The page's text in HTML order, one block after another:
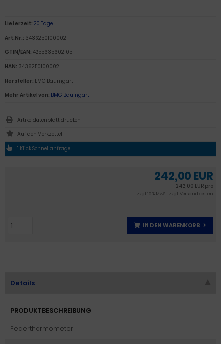
242,00 EUR
242,00 EUR pro
zzgl. 19 % MwSt. zzgl.Versandkosten
IN DEN WARENKORB
Lieferzeit: 20 Tage
Art.Nr.: 3436250100002
GTIN/EAN: 4255635602105
HAN: 3436250100002
Hersteller: BMG Baumgart
Mehr Artikel von: BMG Baumgart
Artikeldatenblatt drucken
1 Klick Schnellanfrage
Details
PRODUKTBESCHREIBUNG
Federthermometer